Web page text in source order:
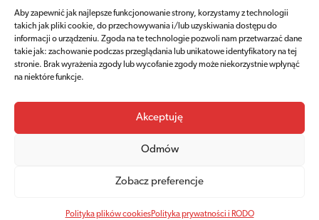
Aby zapewnić jak najlepsze funkcjonowanie strony, korzystamy z technologii
takich jak pliki cookie, do przechowywania i/lub uzyskiwania dostępu do
informacji o urządzeniu. Zgoda na te technologie pozwoli nam przetwarzać dane
takie jak: zachowanie podczas przeglądania lub unikatowe identyfikatory na tej
stronie. Brak wyrażenia zgody lub wycofanie zgody może niekorzystnie wpłynąć
na niektóre funkcje.
Akceptuję
Odmów
Zobacz preferencje
Polityka plików cookiesPolityka prywatności i RODO